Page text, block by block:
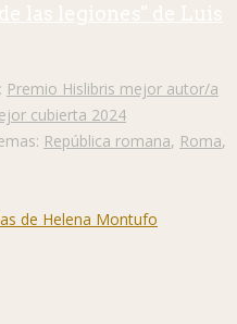
las legiones" de Luis
Premio Hislibris mejor autor/a
cubierta 2024
República romana, Roma,